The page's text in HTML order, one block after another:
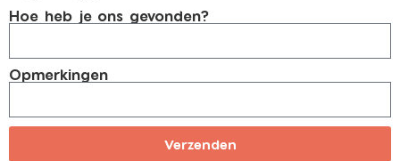
Hoe heb je ons gevonden?
Opmerkingen
Verzenden